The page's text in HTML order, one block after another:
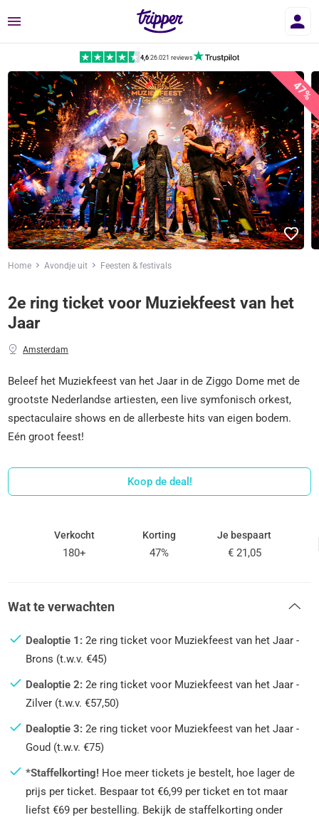
Menu
4,6|26.021 reviews
47%
Home Avondje uit Feesten & festivals
2e ring ticket voor Muziekfeest van het
Jaar
Amsterdam
Beleef het Muziekfeest van het Jaar in de Ziggo Dome met de
grootste Nederlandse artiesten, een live symfonisch orkest,
spectaculaire shows en de allerbeste hits van eigen bodem.
Eén groot feest!
Koop de deal!
Verkocht
180+
Korting
47%
Je bespaart
€ 21,05
Wat te verwachten
Dealoptie 1:2e ring ticket voor Muziekfeest van het Jaar -
Brons (t.w.v. €45)
Dealoptie 2:2e ring ticket voor Muziekfeest van het Jaar -
Zilver (t.w.v. €57,50)
Dealoptie 3:2e ring ticket voor Muziekfeest van het Jaar -
Goud (t.w.v. €75)
*Staffelkorting! Hoe meer tickets je bestelt, hoe lager de
prijs per ticket. Bespaar tot €6,99 per ticket en tot maar
liefst €69 per bestelling. Bekijk de staffelkorting onder